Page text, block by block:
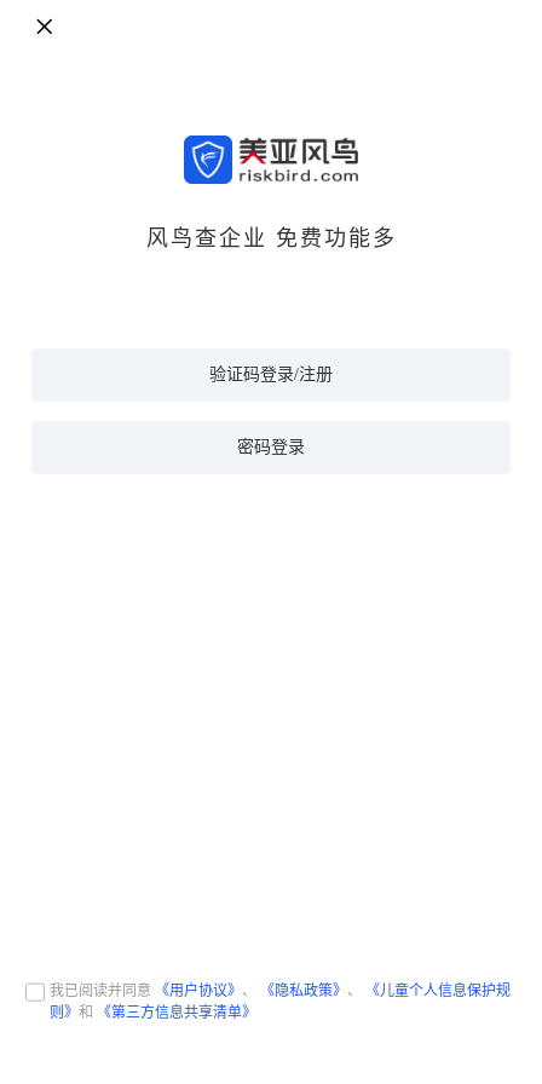
风鸟查企业 免费功能多
验证码登录/注册
密码登录
我已阅读并同意 《用户协议》 、 《隐私政策》 、
《儿童个人信息保护规
则》和 《第三方信息共享清单》